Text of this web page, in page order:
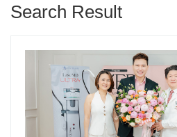
Search Result